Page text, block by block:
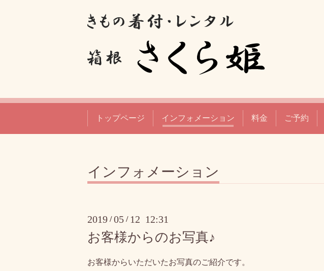
トップページ インフォメーション 料金 ご予約
インフォメーション
2019 /05 / 12 12:31
お客様からのお写真♪
お客様からいただいたお写真のご紹介です。